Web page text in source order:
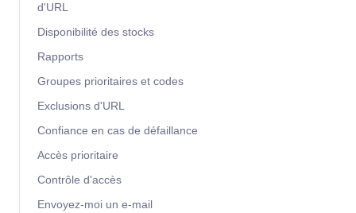
d'URL
Disponibilité des stocks
Rapports
Groupes prioritaires et codes
Exclusions d'URL
Confiance en cas de défaillance
Accès prioritaire
Contrôle d'accès
Envoyez-moi un e-mail